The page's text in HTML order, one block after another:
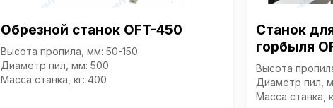
Обрезной станок OFT-450
Высота пропила, мм: 50-150
Диаметр пил, мм: 500
Масса станка, кг: 400
Станок
горбыля
Высота
Диаметр пил,
Масса станка,